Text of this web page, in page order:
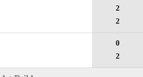
2
2
0
2